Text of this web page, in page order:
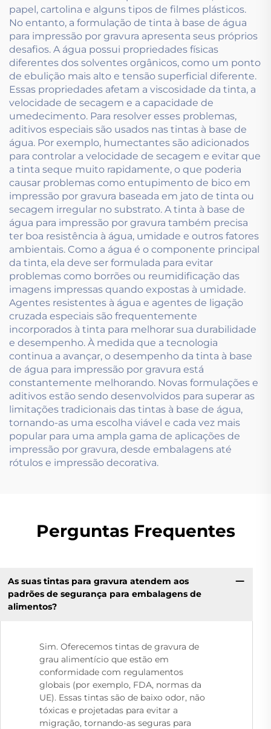
papel, cartolina e alguns tipos de filmes plásticos.
No entanto, a formulação de tinta à base de água
para impressão por gravura apresenta seus próprios
desafios. A água possui propriedades físicas
diferentes dos solventes orgânicos, como um ponto
de ebulição mais alto e tensão superficial diferente.
Essas propriedades afetam a viscosidade da tinta, a
velocidade de secagem e a capacidade de
umedecimento. Para resolver esses problemas,
aditivos especiais são usados nas tintas à base de
água. Por exemplo, humectantes são adicionados
para controlar a velocidade de secagem e evitar que
a tinta seque muito rapidamente, o que poderia
causar problemas como entupimento de bico em
impressão por gravura baseada em jato de tinta ou
secagem irregular no substrato. A tinta à base de
água para impressão por gravura também precisa
ter boa resistência à água, umidade e outros fatores
ambientais. Como a água é o componente principal
da tinta, ela deve ser formulada para evitar
problemas como borrões ou reumidificação das
imagens impressas quando expostas à umidade.
Agentes resistentes à água e agentes de ligação
cruzada especiais são frequentemente
incorporados à tinta para melhorar sua durabilidade
e desempenho. À medida que a tecnologia
continua a avançar, o desempenho da tinta à base
de água para impressão por gravura está
constantemente melhorando. Novas formulações e
aditivos estão sendo desenvolvidos para superar as
limitações tradicionais das tintas à base de água,
tornando-as uma escolha viável e cada vez mais
popular para uma ampla gama de aplicações de
impressão por gravura, desde embalagens até
rótulos e impressão decorativa.
Perguntas Frequentes
As suas tintas para gravura atendem aos
padrões de segurança para embalagens de
alimentos?
Sim. Oferecemos tintas de gravura de
grau alimentício que estão em
conformidade com regulamentos
globais (por exemplo, FDA, normas da
UE). Essas tintas são de baixo odor, não
tóxicas e projetadas para evitar a
migração, tornando-as seguras para